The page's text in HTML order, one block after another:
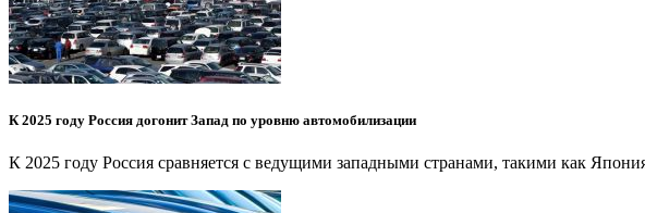
К 2025 году Россия догонит Запад по уровню автомобилизации
К 2025 году Россия сравняется с ведущими западными странами, такими как